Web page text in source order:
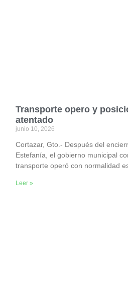
Transporte opero y
atentado
junio 10, 2026
Cortazar, Gto.- Después del
Estefanía, el gobierno municipal
transporte operó con normalidad
Leer »